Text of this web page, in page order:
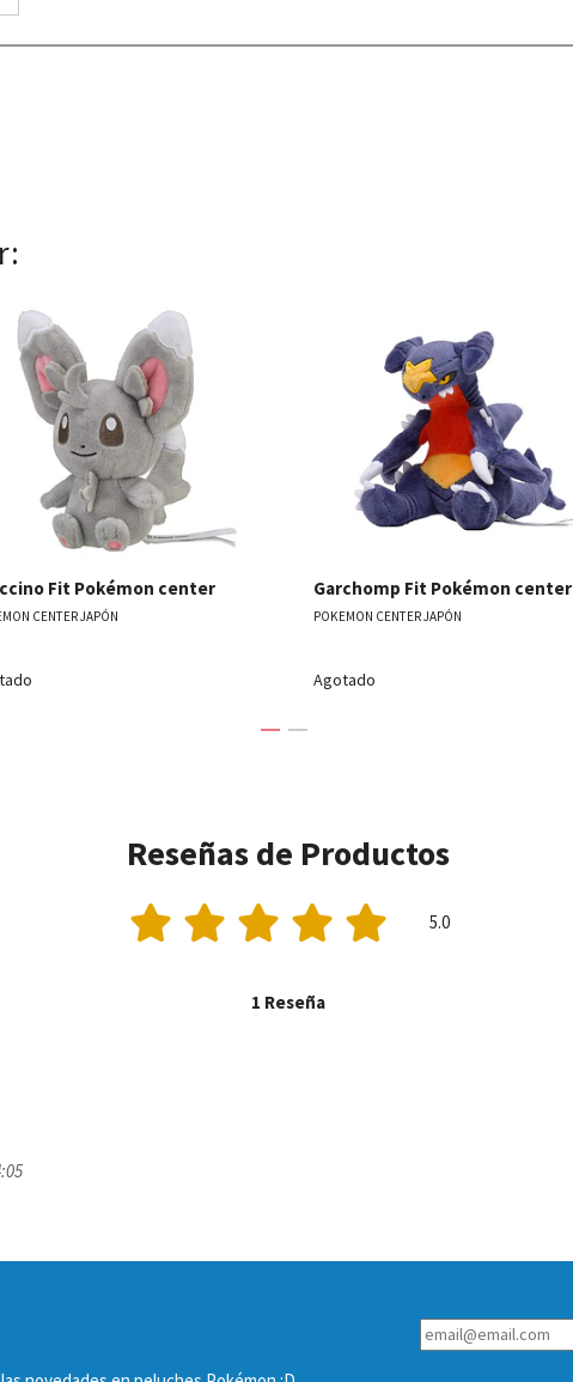
Ver detalles
Fit Pokémon center
CENTER JAPÓN
Ver detalles
Garchomp Fit Pokémon center
POKEMON CENTER JAPÓN
Agotado
Reseñas de Productos
5.0
1 Reseña